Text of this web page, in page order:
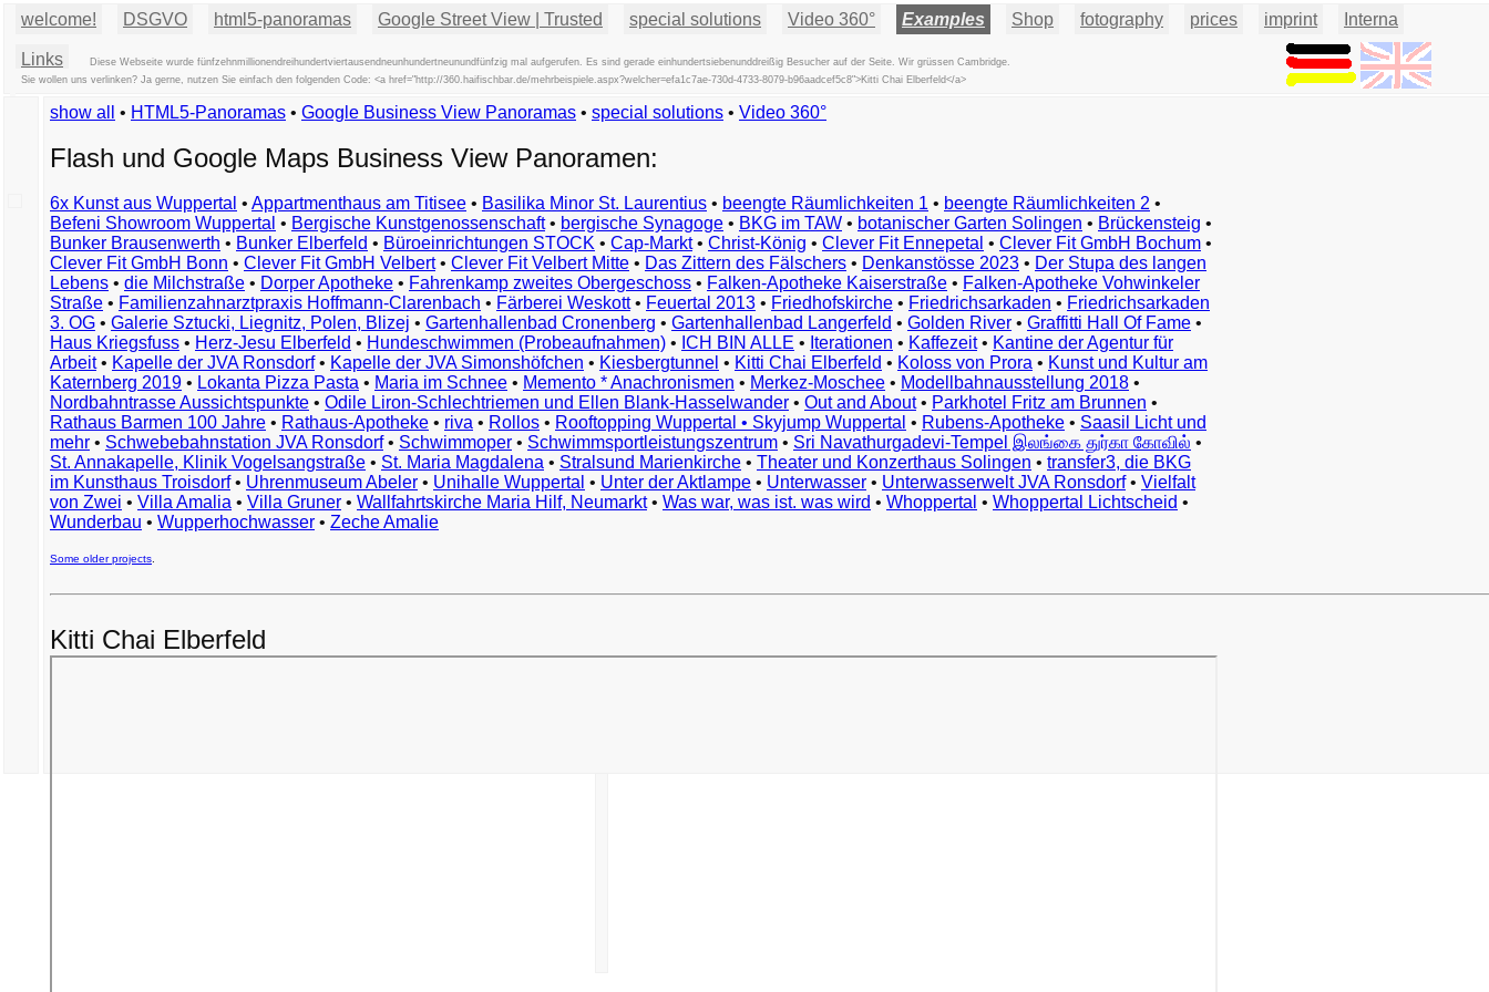
welcome! DSGVO html5-panoramas Google Street View | Trusted special solutions Video 360° Examples Shop fotography prices imprint Interna
Links
Diese Webseite wurde fünfzehnmillionendreihundertviertausendneunhundertneunundfünfzig mal aufgerufen. Es sind gerade einhundertsiebenunddreißig Besucher auf der Seite. Wir grüssen Cambridge.
Sie wollen uns verlinken? Ja gerne, nutzen Sie einfach den folgenden Code: <a href="http://360.haifischbar.de/mehrbeispiele.aspx?welcher=efa1c7ae-730d-4733-8079-b96aadcef5c8">Kitti Chai Elberfeld</a>
Beispiele
Exemples
Vorbeelden
Przykłady
Ejemplos
Örnekler
Παραδείγματα
Примеры
示
例
例
예
show all • HTML5-Panoramas • Google Business View Panoramas • special solutions • Video 360°
Flash und Google Maps Business View Panoramen:
6x Kunst aus Wuppertal • Appartmenthaus am Titisee • Basilika Minor St. Laurentius • beengte Räumlichkeiten 1 • beengte Räumlichkeiten 2 •
Befeni Showroom Wuppertal • Bergische Kunstgenossenschaft• bergische Synagoge • BKG im TAW • botanischer Garten Solingen • Brückensteig •
Bunker Brausenwerth • Bunker Elberfeld • Büroeinrichtungen STOCK • Cap-Markt• Christ-König • Clever Fit Ennepetal • Clever Fit GmbH Bochum •
Clever Fit GmbH Bonn • Clever Fit GmbH Velbert• Clever Fit Velbert Mitte • Das Zittern des Fälschers • Denkanstösse 2023 • Der Stupa des langen
Lebens • die Milchstraße • Dorper Apotheke • Fahrenkamp zweites Obergeschoss • Falken-Apotheke Kaiserstraße • Falken-Apotheke Vohwinkeler
Straße • Familienzahnarztpraxis Hoffmann-Clarenbach • Färberei Weskott• Feuertal 2013 • Friedhofskirche • Friedrichsarkaden • Friedrichsarkaden
3. OG • Galerie Sztucki, Liegnitz, Polen, Blizej • Gartenhallenbad Cronenberg • Gartenhallenbad Langerfeld • Golden River • Graffitti Hall Of Fame •
Haus Kriegsfuss • Herz-Jesu Elberfeld • Hundeschwimmen (Probeaufnahmen) • ICH BIN ALLE • Iterationen • Kaffezeit• Kantine der Agentur für
Arbeit• Kapelle der JVA Ronsdorf• Kapelle der JVA Simonshöfchen • Kiesbergtunnel • Kitti Chai Elberfeld • Koloss von Prora • Kunst und Kultur am
Katernberg 2019 • Lokanta Pizza Pasta • Maria im Schnee • Memento * Anachronismen • Merkez-Moschee • Modellbahnausstellung 2018 •
Nordbahntrasse Aussichtspunkte • Odile Liron-Schlechtriemen und Ellen Blank-Hasselwander • Out and About• Parkhotel Fritz am Brunnen •
Rathaus Barmen 100 Jahre • Rathaus-Apotheke • riva • Rollos • Rooftopping Wuppertal • Skyjump Wuppertal • Rubens-Apotheke • Saasil Licht und
mehr • Schwebebahnstation JVA Ronsdorf• Schwimmoper • Schwimmsportleistungszentrum • Sri Navathurgadevi-Tempel இலங்கை துர்கா கோவில் •
St. Annakapelle, Klinik Vogelsangstraße • St. Maria Magdalena • Stralsund Marienkirche • Theater und Konzerthaus Solingen • transfer3, die BKG
im Kunsthaus Troisdorf• Uhrenmuseum Abeler • Unihalle Wuppertal • Unter der Aktlampe • Unterwasser • Unterwasserwelt JVA Ronsdorf• Vielfalt
von Zwei • Villa Amalia • Villa Gruner • Wallfahrtskirche Maria Hilf, Neumarkt• Was war, was ist. was wird • Whoppertal • Whoppertal Lichtscheid •
Wunderbau • Wupperhochwasser • Zeche Amalie
Some older projects
Kitti Chai Elberfeld